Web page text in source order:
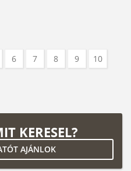
6 7 8 9
10
KERESEL?
AJÁNLOK